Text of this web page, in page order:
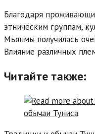
Благодаря
этническим группам,
Мьянмы получилась
Влияние различных
Читайте также: